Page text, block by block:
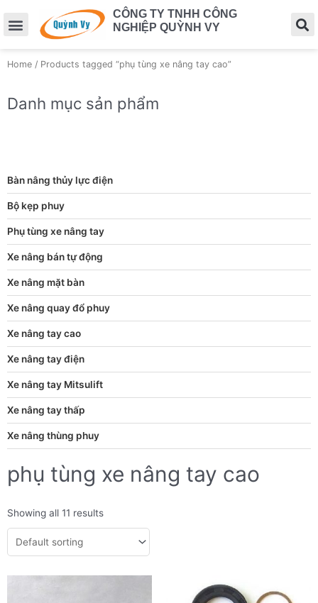
CÔNG TY TNHH CÔNG
NGHIỆP QUỲNH VY
Home / Products tagged “phụ tùng xe nâng tay cao”
Danh mục sản phẩm
Bàn nâng thủy lực điện
Bộ kẹp phuy
Phụ tùng xe nâng tay
Xe nâng bán tự động
Xe nâng mặt bàn
Xe nâng quay đổ phuy
Xe nâng tay cao
Xe nâng tay điện
Xe nâng tay Mitsulift
Xe nâng tay thấp
Xe nâng thùng phuy
phụ tùng xe nâng tay cao
Showing all 11 results